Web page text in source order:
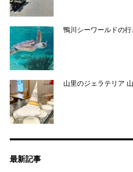
鴨川シーワールドの行
山里のジェラテリア
最新記事